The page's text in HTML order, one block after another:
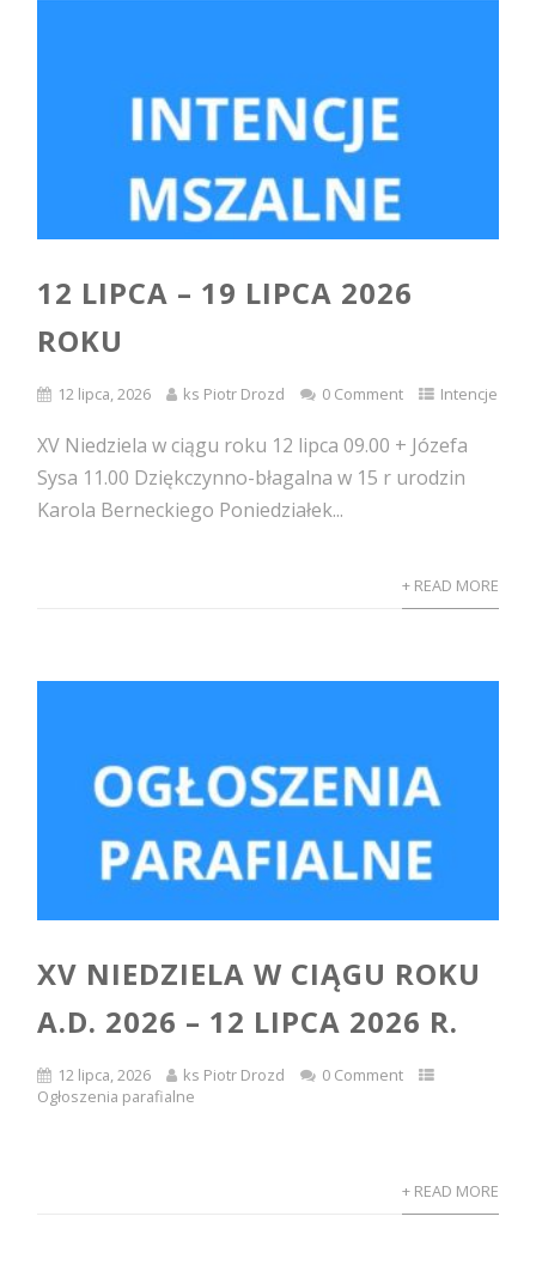
12 LIPCA – 19 LIPCA 2026
ROKU
12 lipca, 2026 ks Piotr Drozd 0 Comment Intencje
XV Niedziela w ciągu roku 12 lipca 09.00 + Józefa
Sysa 11.00 Dziękczynno-błagalna w 15 r urodzin
Karola Berneckiego Poniedziałek...
+ READ MORE
XV NIEDZIELA W CIĄGU ROKU
A.D. 2026 – 12 LIPCA 2026 R.
12 lipca, 2026 ks Piotr Drozd
0 Comment
Ogłoszenia parafialne
+ READ MORE